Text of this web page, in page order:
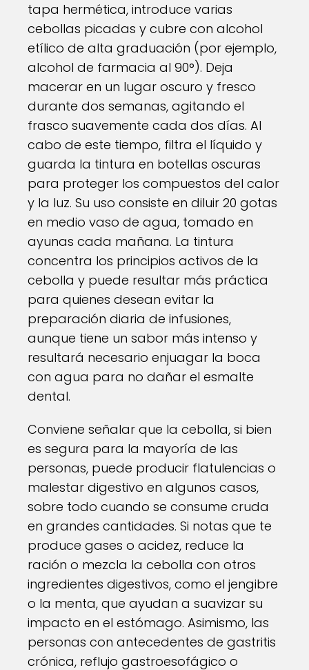
tapa hermética, introduce varias
cebollas picadas y cubre con alcohol
etílico de alta graduación (por ejemplo,
alcohol de farmacia al 90°). Deja
macerar en un lugar oscuro y fresco
durante dos semanas, agitando el
frasco suavemente cada dos días. Al
cabo de este tiempo, filtra el líquido y
guarda la tintura en botellas oscuras
para proteger los compuestos del calor
y la luz. Su uso consiste en diluir 20 gotas
en medio vaso de agua, tomado en
ayunas cada mañana. La tintura
concentra los principios activos de la
cebolla y puede resultar más práctica
para quienes desean evitar la
preparación diaria de infusiones,
aunque tiene un sabor más intenso y
resultará necesario enjuagar la boca
con agua para no dañar el esmalte
dental.
Conviene señalar que la cebolla, si bien
es segura para la mayoría de las
personas, puede producir flatulencias o
malestar digestivo en algunos casos,
sobre todo cuando se consume cruda
en grandes cantidades. Si notas que te
produce gases o acidez, reduce la
ración o mezcla la cebolla con otros
ingredientes digestivos, como el jengibre
o la menta, que ayudan a suavizar su
impacto en el estómago. Asimismo, las
personas con antecedentes de gastritis
crónica, reflujo gastroesofágico o